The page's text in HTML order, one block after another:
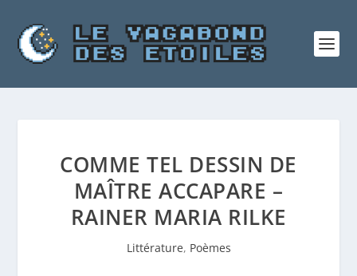
COMME TEL DESSIN DE
MAÎTRE ACCAPARE –
RAINER MARIA RILKE
Littérature, Poèmes